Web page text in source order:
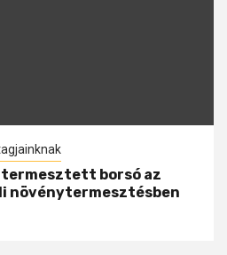
borsó az
növénytermesztésben